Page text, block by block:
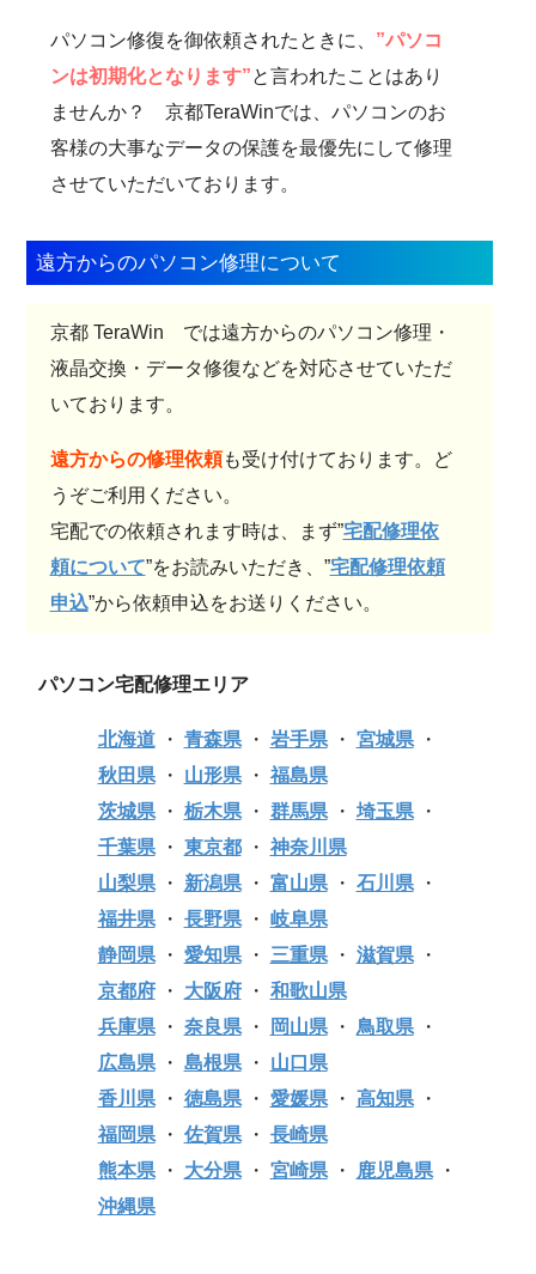
パソコン修復を御依頼されたときに、 ”パソコ
ンは初期化となります”と言われたことはあり
ませんか？ 京都TeraWinでは、パソコンのお
客様の大事なデータの保護を最優先にして修理
させていただいております。
遠方からのパソコン修理について
京都 TeraWin では遠方からのパソコン修理・
液晶交換・データ修復などを対応させていただ
いております。
遠方からの修理依頼も受け付けております。ど
うぞご利用ください。
宅配での依頼されます時は、まず”宅配修理依
頼について”をお読みいただき、”宅配修理依頼
申込”から依頼申込をお送りください。
パソコン宅配修理エリア
北海道・ 青森県・ 岩手県・ 宮城県・
秋田県・ 山形県・ 福島県
茨城県・ 栃木県・ 群馬県・ 埼玉県・
千葉県・ 東京都・ 神奈川県
山梨県・ 新潟県・ 富山県・ 石川県・
福井県・ 長野県・ 岐阜県
静岡県・ 愛知県・ 三重県・ 滋賀県・
京都府・ 大阪府・ 和歌山県
兵庫県・ 奈良県・ 岡山県・ 鳥取県・
広島県・ 島根県・ 山口県
香川県・ 徳島県・ 愛媛県・ 高知県・
福岡県・ 佐賀県・ 長崎県
熊本県・ 大分県・ 宮崎県・ 鹿児島県・
沖縄県